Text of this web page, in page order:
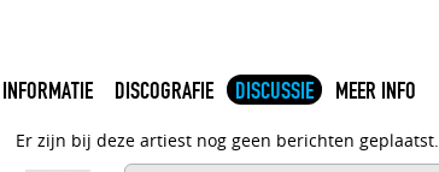
INFORMATIE DISCOGRAFIE DISCUSSIE MEER INFO
Er zijn bij deze artiest nog geen berichten geplaatst.